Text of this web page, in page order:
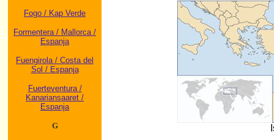
Fogo / Kap Verde
Formentera / Mallorca /
Espanja
Fuengirola / Costa del
Sol / Espanja
Fuerteventura /
Kanariansaaret /
Espanja
G